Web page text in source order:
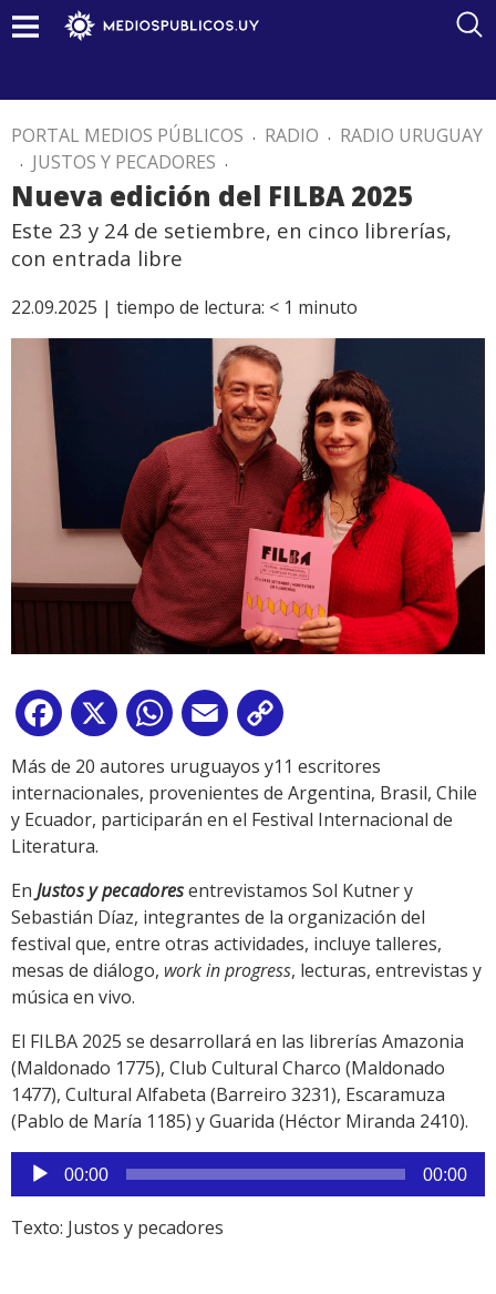
PORTAL MEDIOS PÚBLICOS . RADIO . RADIO URUGUAY
. JUSTOS Y PECADORES .
Nueva edición del FILBA 2025
Este 23 y 24 de setiembre, en cinco librerías,
con entrada libre
22.09.2025 | tiempo de lectura: < 1 minuto
Facebook
X WhatsApp
Email
Link
Más de 20 autores uruguayos y11 escritores
internacionales, provenientes de Argentina, Brasil, Chile
y Ecuador, participarán en el Festival Internacional de
Literatura.
En Justos y pecadoresentrevistamos Sol Kutner y
Sebastián Díaz, integrantes de la organización del
festival que, entre otras actividades, incluye talleres,
mesas de diálogo, work in progress, lecturas, entrevistas y
música en vivo.
El FILBA 2025 se desarrollará en las librerías Amazonia
(Maldonado 1775), Club Cultural Charco (Maldonado
1477), Cultural Alfabeta (Barreiro 3231), Escaramuza
(Pablo de María 1185) y Guarida (Héctor Miranda 2410).
Reproductor
de
audio
00:00 00:00
Texto: Justos y pecadores